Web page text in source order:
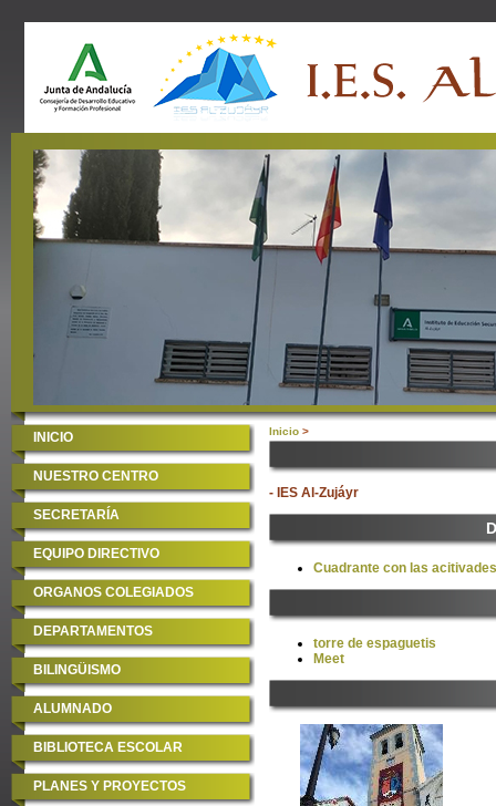
INICIO
NUESTRO CENTRO
SECRETARÍA
EQUIPO DIRECTIVO
ORGANOS COLEGIADOS
DEPARTAMENTOS
BILINGÜISMO
ALUMNADO
BIBLIOTECA ESCOLAR
PLANES Y PROYECTOS
Inicio >
- IES Al-Zujáyr
Cuadrante con las acitivades
torre de espaguetis
Meet